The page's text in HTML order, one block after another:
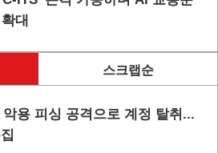
대
스크랩순
용 피싱 공격으로 계정 탈취...